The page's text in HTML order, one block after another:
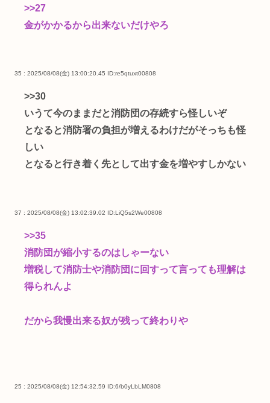
>>27
金がかかるから出来ないだけやろ
35 : 2025/08/08(金) 13:00:20.45 ID:re5qtuxt00808
>>30
いうて今のままだと消防団の存続すら怪しいぞ
となると消防署の負担が増えるわけだがそっちも怪
しい
となると行き着く先として出す金を増やすしかない
37 : 2025/08/08(金) 13:02:39.02 ID:LiQ5s2We00808
>>35
消防団が縮小するのはしゃーない
増税して消防士や消防団に回すって言っても理解は
得られんよ
だから我慢出来る奴が残って終わりや
25 : 2025/08/08(金) 12:54:32.59 ID:6/b0yLbLM0808